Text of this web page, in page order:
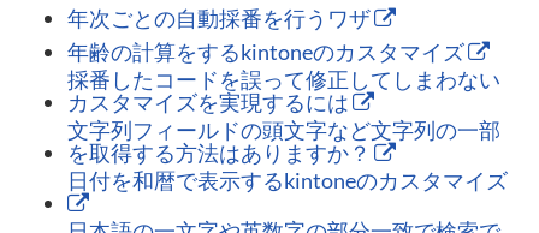
年次ごとの自動採番を行うワザ
年齢の計算をするkintoneのカスタマイズ
採番したコードを誤って修正してしまわない
カスタマイズを実現するには
文字列フィールドの頭文字など文字列の一部
を取得する方法はありますか？
日付を和暦で表示するkintoneのカスタマイズ